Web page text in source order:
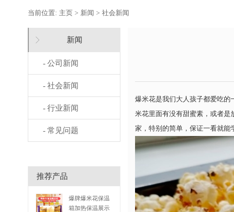
当前位置: 主页 > 新闻 > 社会新闻
新闻
- 公司新闻
- 社会新闻
- 行业新闻
- 常见问题
推荐产品
爆牌爆米花保温
箱加热保温展示
爆米花是我们大人孩子都爱吃的
米花里面有没有甜蜜素，或者是
家，特别的简单，保证一看就能